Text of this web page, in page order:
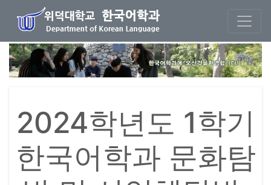
2024학년도 1학기
한국어학과 문화탐